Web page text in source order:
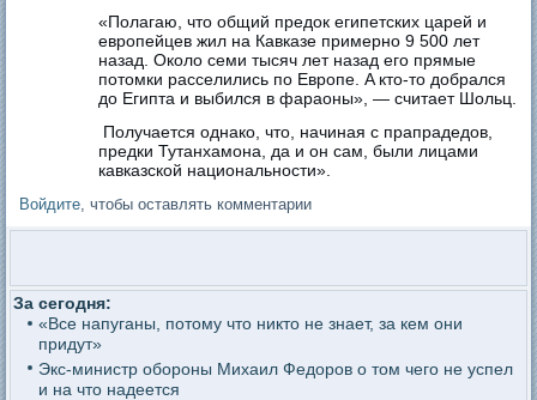
«Полагаю, что общий предок египетских царей и
европейцев жил на Кавказе примерно 9 500 лет
назад. Около семи тысяч лет назад его прямые
потомки расселились по Европе. A кто-то добрался
до Египта и выбился в фараоны», — считает Шольц.
Получается однако, что, начиная с прапрадедов,
предки Тутанхамона, да и он сам, были лицами
кавказской национальности».
Войдите, чтобы оставлять комментарии
За сегодня:
«Все напуганы, потому что никто не знает, за кем они
придут»
Экс-министр обороны Михаил Федоров о том чего не успел
и на что надеется